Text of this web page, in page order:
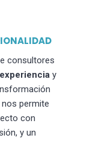
consultores
y
permite
con
y un